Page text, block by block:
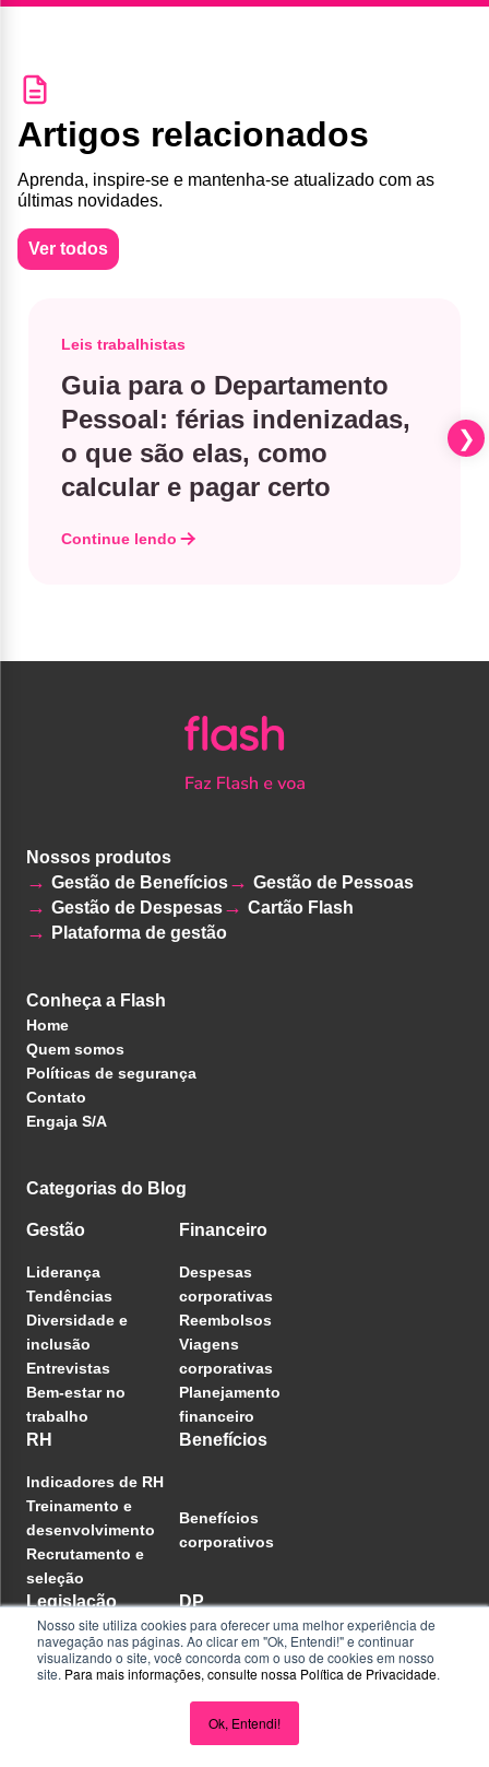
Nosso site utiliza cookies para oferecer uma melhor experiência de
navegação nas páginas. Ao clicar em "Ok, Entendi!" e continuar
visualizando o site, você concorda com o uso de cookies em nosso
site. Para mais informações, consulte nossa Política de Privacidade.
Ok, Entendi!
Artigos relacionados
Aprenda, inspire-se e mantenha-se atualizado com as
últimas novidades.
Ver todos
Leis trabalhistas
Guia para o Departamento
Pessoal: férias indenizadas,
o que são elas, como
calcular e pagar certo
Continue lendo
Nossos produtos
Gestão de Benefícios
Gestão de Pessoas
Gestão de Despesas
Cartão Flash
Plataforma de gestão
Conheça a Flash
Home
Quem somos
Políticas de segurança
Contato
Engaja S/A
Categorias do Blog
Gestão
Liderança
Tendências
Diversidade e
inclusão
Entrevistas
Bem-estar no
trabalho
Financeiro
Despesas
corporativas
Reembolsos
Viagens
corporativas
Planejamento
financeiro
RH
Indicadores de RH
Treinamento e
desenvolvimento
Recrutamento e
seleção
Benefícios
Benefícios
corporativos
Legislação DP
Controle de ponto
Admissão e
Rotinas e
processos